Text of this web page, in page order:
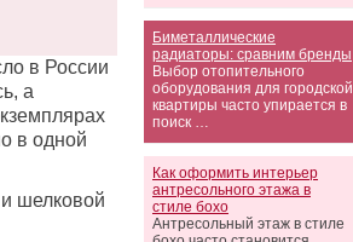
Биметаллические
радиаторы: сравним бренды
Выбор отопительного
оборудования для городской
квартиры часто упирается в
поиск …
Как оформить интерьер
антресольного этажа в
стиле бохо
Антресольный этаж в стиле
в России
а
в одной
шелковой